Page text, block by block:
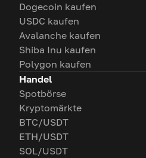
Dogecoin kaufen
USDC kaufen
Avalanche kaufen
Shiba Inu kaufen
Polygon kaufen
Handel
Spotbörse
Kryptomärkte
BTC/USDT
ETH/USDT
SOL/USDT